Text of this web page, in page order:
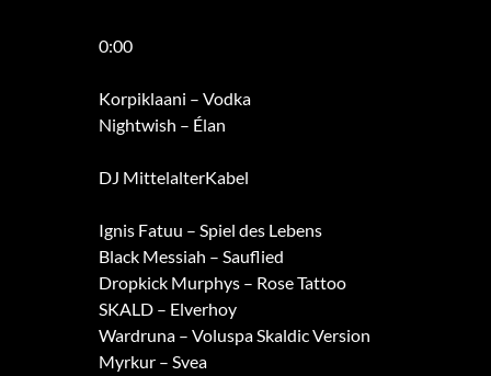
0:00
Korpiklaani – Vodka
Nightwish – Élan
DJ MittelalterKabel
Ignis Fatuu – Spiel des Lebens
Black Messiah – Sauflied
Dropkick Murphys – Rose Tattoo
SKALD – Elverhoy
Wardruna – Voluspa Skaldic Version
Myrkur – Svea